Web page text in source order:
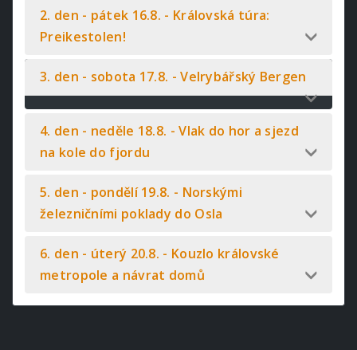
2. den - pátek 16.8. - Královská túra:
Preikestolen!
3. den - sobota 17.8. - Velrybářský Bergen
4. den - neděle 18.8. - Vlak do hor a sjezd
na kole do fjordu
5. den - pondělí 19.8. - Norskými
železničními poklady do Osla
6. den - úterý 20.8. - Kouzlo královské
metropole a návrat domů